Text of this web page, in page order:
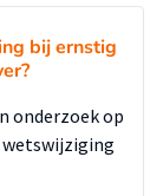
de werkgever
en
Raad van
bij ernstig
onderzoek op
wetswijziging